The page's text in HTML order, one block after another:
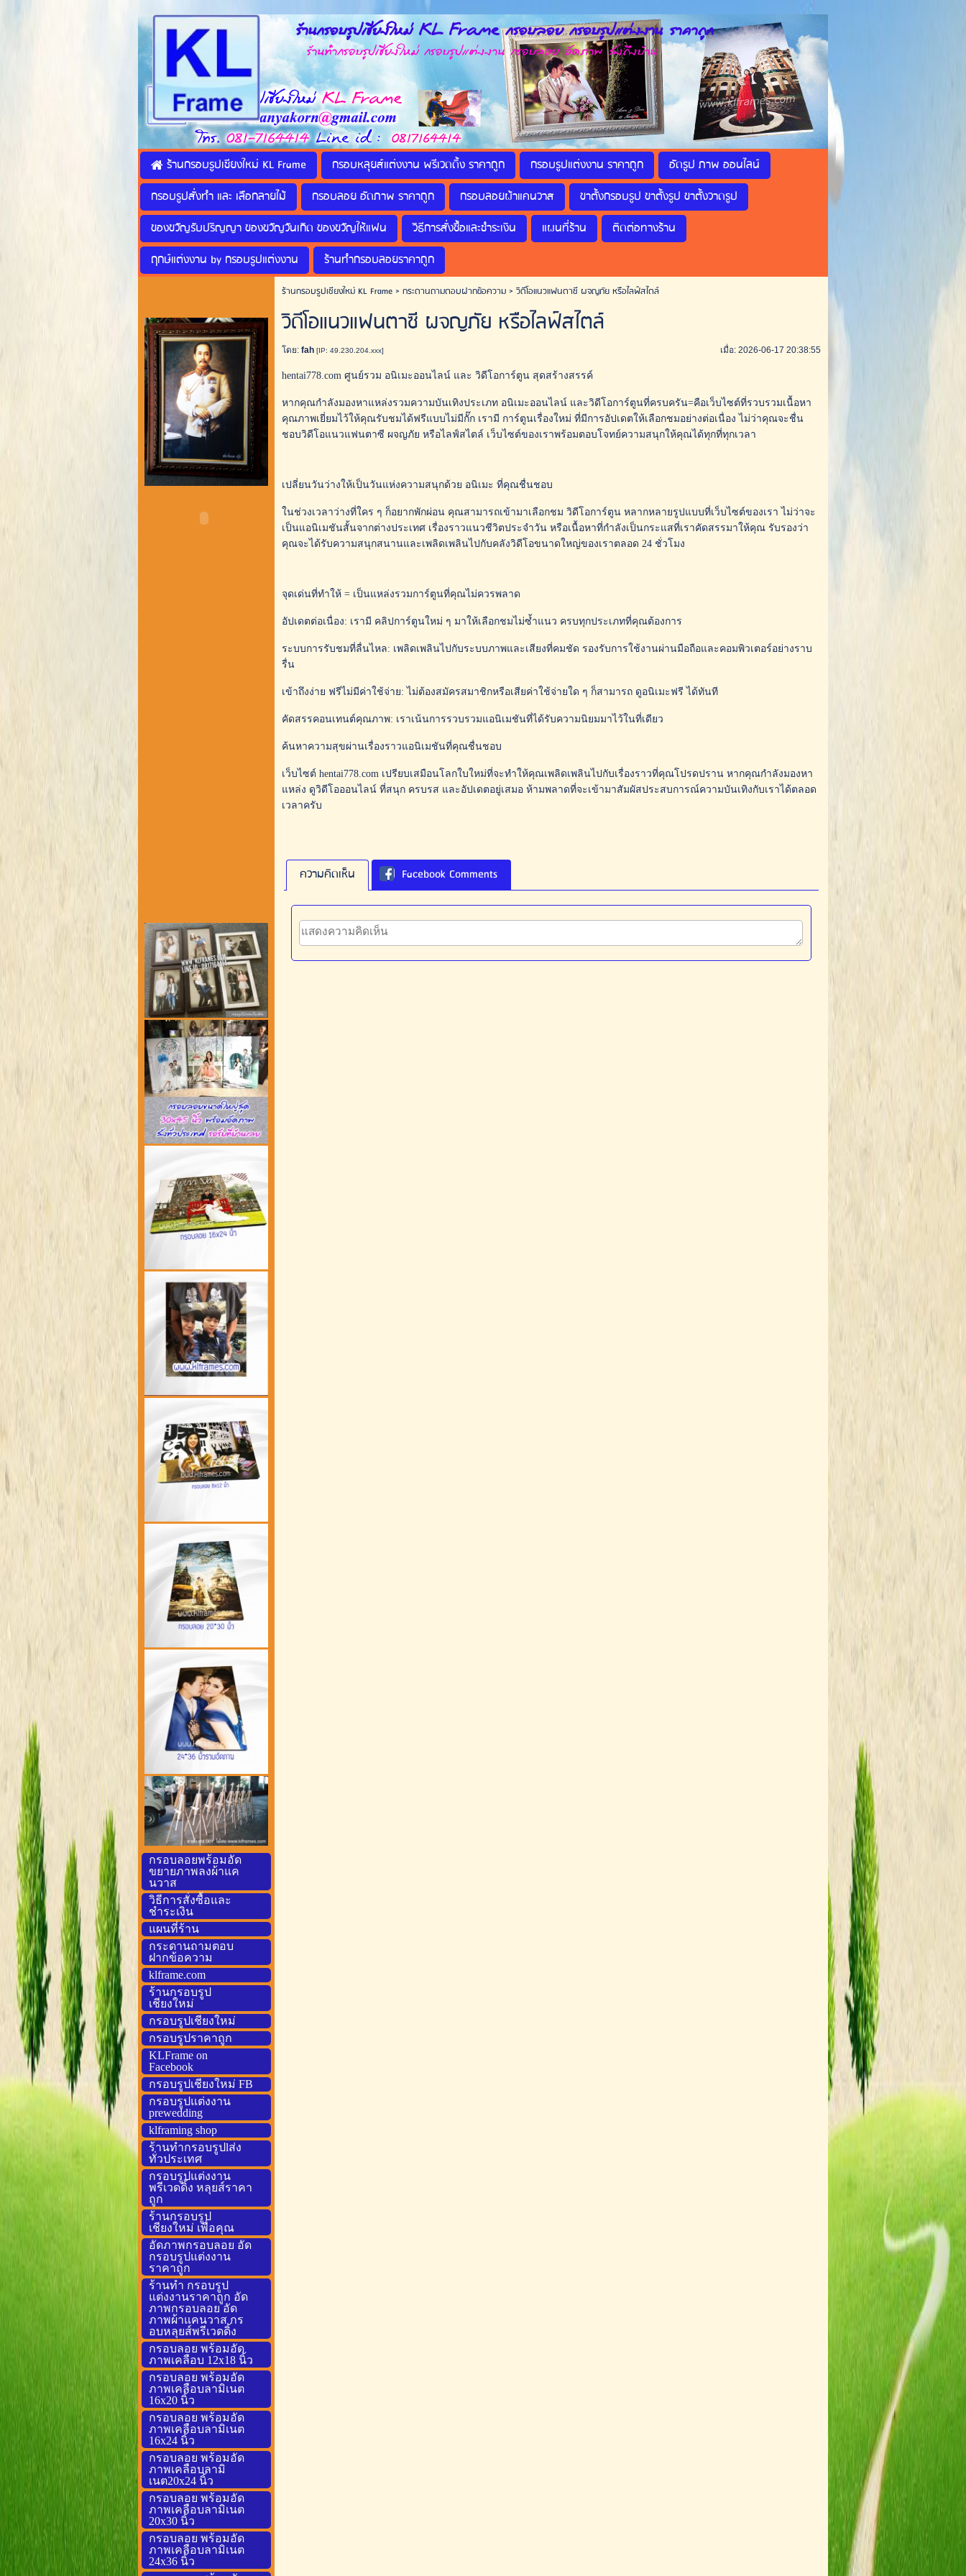
ร้านกรอบรูปเชียงใหม่ KL Frame กรอบลอย กรอบรูปแต่งงาน ราคาถูก
ร้านทำกรอบรูปเชียงใหม่ กรอบรูปแต่งงาน กรอบลอย อัดภาพ ส่งถึงบ้าน
ร้านกรอบรูปเชียงใหม่ KL Frame กรอบหลุยส์แต่งงาน พรีเวดดิ้ง ราคาถูก กรอบรูปแต่งงาน ราคาถูก
อัดรูป ภาพ ออนไลน์
กรอบรูปสั่งทำ และ เลือกลายไม้
กรอบลอย อัดภาพ ราคาถูก กรอบลอยผ้าแคนวาส
ขาตั้งกรอบรูป ขาตั้งรูป ขาตั้งวาดรูป
ของขวัญรับปริญญา ของขวัญวันเกิด ของขวัญให้แฟน
วิธีการสั่งซื้อและชำระเงิน แผนที่ร้าน
ติดต่อทางร้าน
ฤกษ์แต่งงาน by กรอบรูปแต่งงาน
ร้านทำกรอบลอยราคาถูก
กรอบลอยพร้อมอัด
ขยายภาพลงผ้าแค
นวาส
วิธีการสั่งซื้อและ
ชำระเงิน
แผนที่ร้าน
กระดานถามตอบ
ฝากข้อความ
klframe.com
ร้านกรอบรูป
เชียงใหม่
กรอบรูปเชียงใหม่
กรอบรูปราคาถูก
KLFrame on
Facebook
กรอบรูปเชียงใหม่ FB
กรอบรูปแต่งงาน
prewedding
klframing shop
ร้านทำกรอบรูปlส่ง
ทั่วประเทศ
กรอบรูปแต่งงาน
พรีเวดดิ้ง หลุยส์ราคา
ถูก
ร้านกรอบรูป
เชียงใหม่ เพื่อคุณ
อัดภาพกรอบลอย อัด
กรอบรูปแต่งงาน
ราคาถูก
ร้านทำ กรอบรูป
แต่งงานราคาถูก อัด
ภาพกรอบลอย อัด
ภาพผ้าแคนวาส กร
อบหลุยส์พรีเวดดิ้ง
กรอบลอย พร้อมอัด
ภาพเคลือบ 12x18 นิ้ว
กรอบลอย พร้อมอัด
ภาพเคลือบลามิเนต
16x20 นิ้ว
กรอบลอย พร้อมอัด
ภาพเคลือบลามิเนต
16x24 นิ้ว
กรอบลอย พร้อมอัด
ภาพเคลือบลามิ
เนต20x24 นิ้ว
กรอบลอย พร้อมอัด
ภาพเคลือบลามิเนต
20x30 นิ้ว
กรอบลอย พร้อมอัด
ภาพเคลือบลามิเนต
24x36 นิ้ว
ร้านกรอบรูปเชียงใหม่ KL Frame> กระดานถามตอบฝากข้อความ> วิดีโอแนวแฟนตาซี ผจญภัย หรือไลฟ์สไตล์
วิดีโอแนวแฟนตาซี ผจญภัย หรือไลฟ์สไตล์
โดย:fah [IP: 49.230.204.xxx] เมื่อ: 2026-06-17 20:38:55
hentai778.com ศูนย์รวม อนิเมะออนไลน์ และ วิดีโอการ์ตูน สุดสร้างสรรค์
หากคุณกำลังมองหาแหล่งรวมความบันเทิงประเภท อนิเมะออนไลน์ และวิดีโอการ์ตูนที่ครบครัน=คือเว็บไซต์ที่รวบรวมเนื้อหา
คุณภาพเยี่ยมไว้ให้คุณรับชมได้ฟรีแบบไม่มีกั๊ก เรามี การ์ตูนเรื่องใหม่ ที่มีการอัปเดตให้เลือกชมอย่างต่อเนื่อง ไม่ว่าคุณจะชื่น
ชอบวิดีโอแนวแฟนตาซี ผจญภัย หรือไลฟ์สไตล์ เว็บไซต์ของเราพร้อมตอบโจทย์ความสนุกให้คุณได้ทุกที่ทุกเวลา
เปลี่ยนวันว่างให้เป็นวันแห่งความสนุกด้วย อนิเมะ ที่คุณชื่นชอบ
ในช่วงเวลาว่างที่ใคร ๆ ก็อยากพักผ่อน คุณสามารถเข้ามาเลือกชม วิดีโอการ์ตูน หลากหลายรูปแบบที่เว็บไซต์ของเรา ไม่ว่าจะ
เป็นแอนิเมชันสั้นจากต่างประเทศ เรื่องราวแนวชีวิตประจำวัน หรือเนื้อหาที่กำลังเป็นกระแสที่เราคัดสรรมาให้คุณ รับรองว่า
คุณจะได้รับความสนุกสนานและเพลิดเพลินไปกับคลังวิดีโอขนาดใหญ่ของเราตลอด 24 ชั่วโมง
จุดเด่นที่ทำให้ = เป็นแหล่งรวมการ์ตูนที่คุณไม่ควรพลาด
อัปเดตต่อเนื่อง: เรามี คลิปการ์ตูนใหม่ ๆ มาให้เลือกชมไม่ซ้ำแนว ครบทุกประเภทที่คุณต้องการ
ระบบการรับชมที่ลื่นไหล: เพลิดเพลินไปกับระบบภาพและเสียงที่คมชัด รองรับการใช้งานผ่านมือถือและคอมพิวเตอร์อย่างราบ
รื่น
เข้าถึงง่าย ฟรีไม่มีค่าใช้จ่าย: ไม่ต้องสมัครสมาชิกหรือเสียค่าใช้จ่ายใด ๆ ก็สามารถ ดูอนิเมะฟรี ได้ทันที
คัดสรรคอนเทนต์คุณภาพ: เราเน้นการรวบรวมแอนิเมชันที่ได้รับความนิยมมาไว้ในที่เดียว
ค้นหาความสุขผ่านเรื่องราวแอนิเมชันที่คุณชื่นชอบ
เว็บไซต์ hentai778.com เปรียบเสมือนโลกใบใหม่ที่จะทำให้คุณเพลิดเพลินไปกับเรื่องราวที่คุณโปรดปราน หากคุณกำลังมองหา
แหล่ง ดูวิดีโอออนไลน์ ที่สนุก ครบรส และอัปเดตอยู่เสมอ ห้ามพลาดที่จะเข้ามาสัมผัสประสบการณ์ความบันเทิงกับเราได้ตลอด
เวลาครับ
ความคิดเห็น Facebook Comments